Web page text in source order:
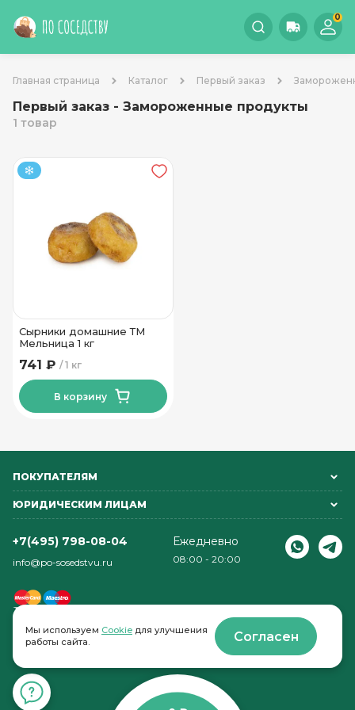
0
Главная страница Каталог Первый заказ
Первый заказ - Замороженные продукты
1 товар
Сырники домашние ТМ
Мельница 1 кг
1 кг
741 ₽
В корзину
ПОКУПАТЕЛЯМ
ЮРИДИЧЕСКИМ ЛИЦАМ
+7(495) 798-08-04
info@po-sosedstvu.ru
Ежедневно
08:00 - 20:00
© 2022-2026 . По соседству
Мы используем Cookie для улучшения
работы сайта.
Согласен